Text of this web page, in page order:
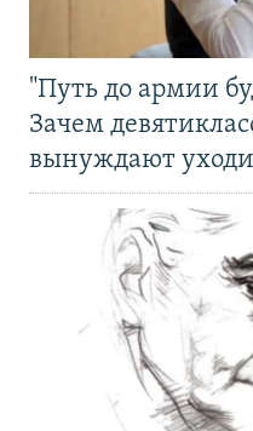
"Путь до армии
Зачем
вынуждают